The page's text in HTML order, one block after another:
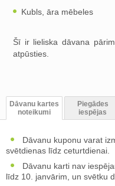
Kubls, āra mēbeles
Šī ir lieliska dāvana
atpūsties.
Dāvanu kartes
noteikumi
Piegādes
iespējas
Dāvanu kuponu varat
svētdienas līdz ceturtdienai.
Dāvanu karti nav
līdz 10. janvārim, un svētku